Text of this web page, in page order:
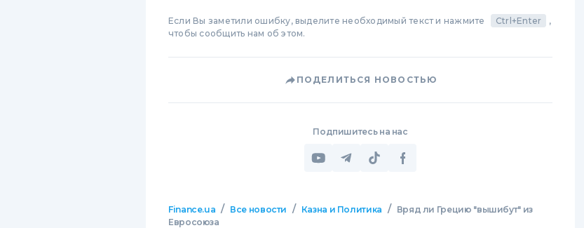
Если Вы заметили ошибку, выделите необходимый текст и нажмите Ctrl+Enter
,
чтобы сообщить нам об этом.
ПОДЕЛИТЬСЯ НОВОСТЬЮ
Подпишитесь на нас
Finance.ua / Все новости / Казна и Политика /
Вряд ли Грецию "вышибут" из
Евросоюза